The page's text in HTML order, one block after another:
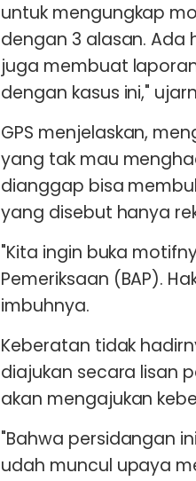
untuk mengungkap
dengan 3 alasan. Ada
juga membuat
dengan kasus ini,"
GPS menjelaskan,
yang tak mau
dianggap bisa
yang disebut hanya
"Kita ingin buka
Pemeriksaan (BAP).
imbuhnya.
Keberatan tidak
diajukan secara lisan
akan mengajukan
"Bahwa persidangan
udah muncul upaya